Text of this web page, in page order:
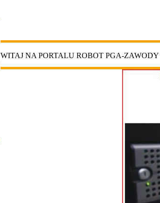
WITAJ NA PORTALU ROBOT PGA-ZAWODY